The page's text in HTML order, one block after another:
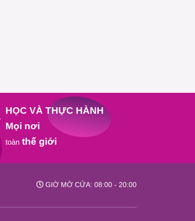
HỌC VÀ THỰC HÀNH
Mọi nơi
toànthế giới
GIỜ MỞ CỬA: 08:00 - 20:00